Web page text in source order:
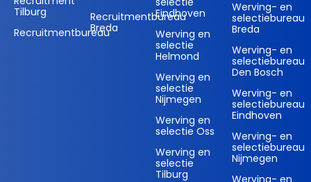
Tilburg
Recruitmentbureau
Recruitmentbureau
Breda
Eindhoven
Werving en
selectie
Helmond
Werving en
selectie
Nijmegen
Werving en
selectie Oss
Werving en
selectie
Tilburg
Werving- en
selectiebureau
Breda
Werving- en
selectiebureau
Den Bosch
Werving- en
selectiebureau
Eindhoven
Werving- en
selectiebureau
Nijmegen